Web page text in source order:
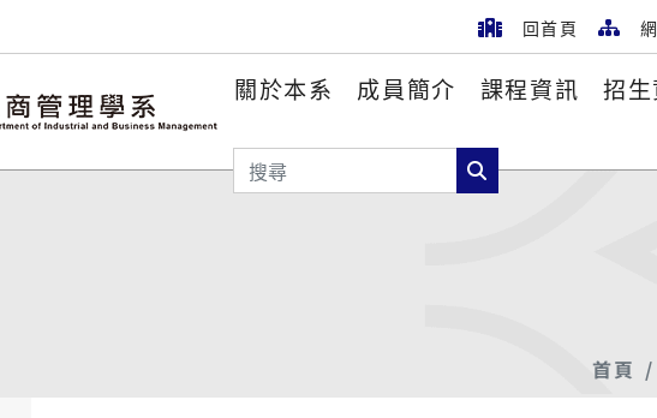
回首頁
關於本系 成員簡介 課程資訊 招
搜尋
首頁